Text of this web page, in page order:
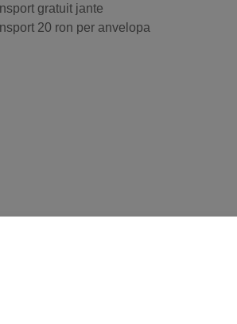
gratuit jante
20 ron per anvelopa